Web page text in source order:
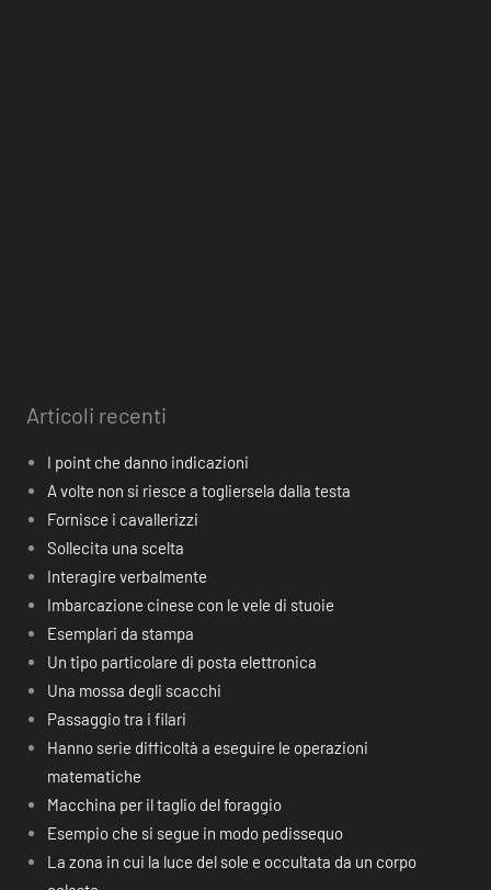
Articoli recenti
I point che danno indicazioni
A volte non si riesce a togliersela dalla testa
Fornisce i cavallerizzi
Sollecita una scelta
Interagire verbalmente
Imbarcazione cinese con le vele di stuoie
Esemplari da stampa
Un tipo particolare di posta elettronica
Una mossa degli scacchi
Passaggio tra i filari
Hanno serie difficoltà a eseguire le operazioni
matematiche
Macchina per il taglio del foraggio
Esempio che si segue in modo pedissequo
La zona in cui la luce del sole e occultata da un corpo